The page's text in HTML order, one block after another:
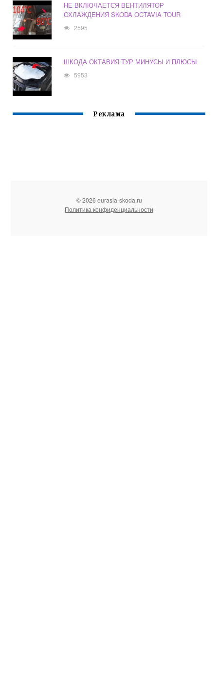
НЕ ВКЛЮЧАЕТСЯ ВЕНТИЛЯТОР
ОХЛАЖДЕНИЯ SKODA OCTAVIA TOUR
2595
ШКОДА ОКТАВИЯ ТУР МИНУСЫ И ПЛЮСЫ
5953
Реклама
© 2026 eurasia-skoda.ru
Политика конфиденциальности